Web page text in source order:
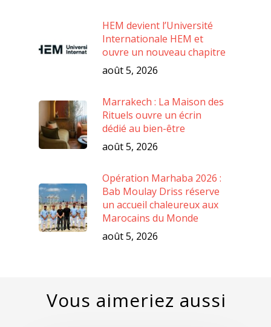
HEM devient l’Université
Internationale HEM et
ouvre un nouveau chapitre
août 5, 2026
Marrakech : La Maison des
Rituels ouvre un écrin
dédié au bien-être
août 5, 2026
Opération Marhaba 2026 :
Bab Moulay Driss réserve
un accueil chaleureux aux
Marocains du Monde
août 5, 2026